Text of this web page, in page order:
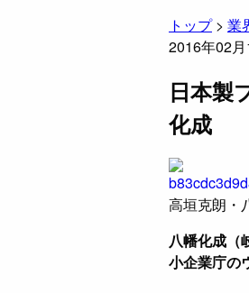
トップ> 業
2016年02月
日本製
化成
高垣克朗・
八幡化成（
小企業庁の